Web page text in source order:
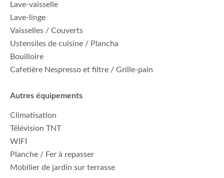
Lave-vaisselle
Lave-linge
Vaisselles / Couverts
Ustensiles de cuisine / Plancha
Bouilloire
Cafetière Nespresso et filtre / Grille-pain
Autres équipements
Climatisation
Télévision TNT
WIFI
Planche / Fer à repasser
Mobilier de jardin sur terrasse